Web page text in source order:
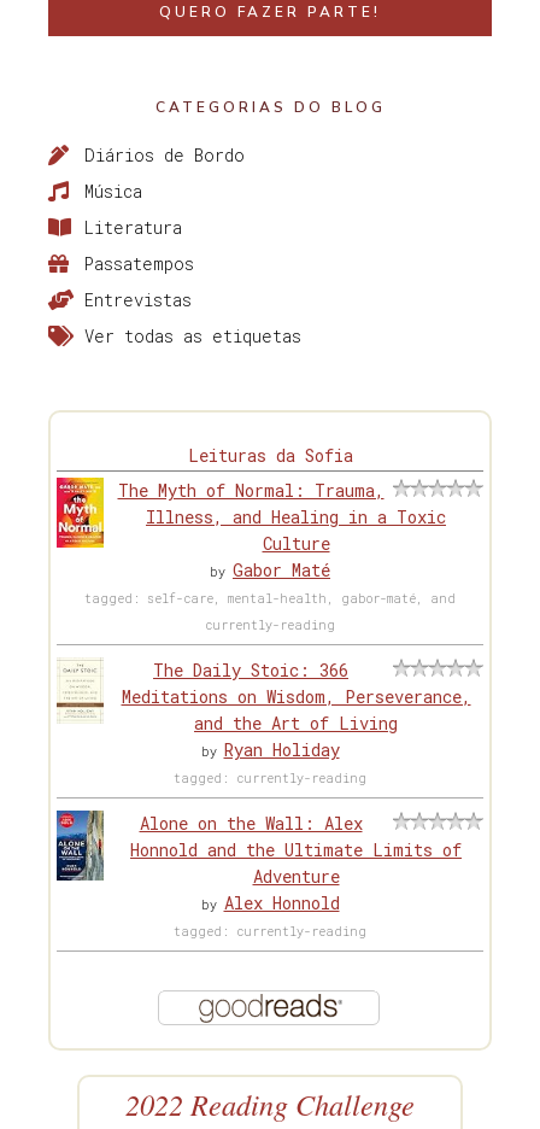
QUERO FAZER PARTE!
CATEGORIAS DO BLOG
Diários de Bordo
Música
Literatura
Passatempos
Entrevistas
Ver todas as etiquetas
Leituras da Sofia
The Myth of Normal: Trauma,
Illness, and Healing in a Toxic
Culture
by Gabor Maté
tagged: self-care, mental-health, gabor-maté, and
currently-reading
The Daily Stoic: 366
Meditations on Wisdom, Perseverance,
and the Art of Living
by Ryan Holiday
tagged: currently-reading
Alone on the Wall: Alex
Honnold and the Ultimate Limits of
Adventure
by Alex Honnold
tagged: currently-reading
2022 Reading Challenge